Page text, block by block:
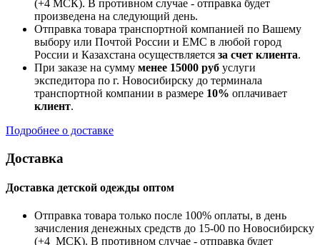
(+4 МСК). В противном случае - отправка будет
произведена на следующий день.
Отправка товара транспортной компанией по Вашему
выбору или Почтой России и ЕМС в любой город
России и Казахстана осуществляется за счет клиента.
При заказе на сумму менее 15000 руб услуги
экспедитора по г. Новосибирску до терминала
транспортной компании в размере 10% оплачивает
клиент.
Подробнее о доставке
Доставка
Доставка детской одежды оптом
Отправка товара только после 100% оплаты, в день
зачисления денежных средств до 15-00 по Новосибирску
(+4 МСК). В противном случае - отправка будет